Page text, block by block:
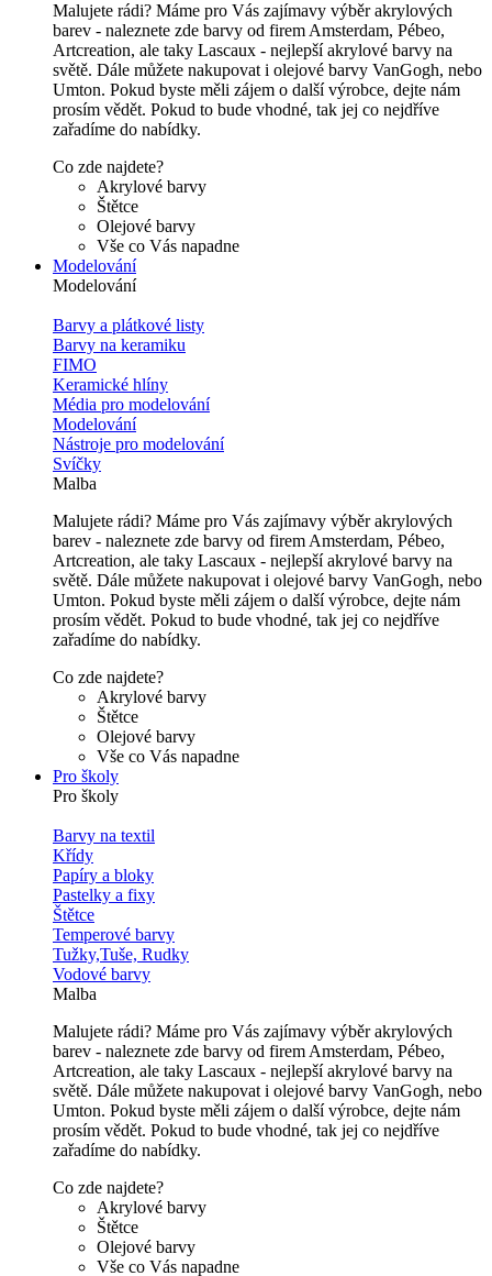
Malujete rádi? Máme pro Vás zajímavy výběr akrylových
barev - naleznete zde barvy od firem Amsterdam, Pébeo,
Artcreation, ale taky Lascaux - nejlepší akrylové barvy na
světě. Dále můžete nakupovat i olejové barvy VanGogh, nebo
Umton. Pokud byste měli zájem o další výrobce, dejte nám
prosím vědět. Pokud to bude vhodné, tak jej co nejdříve
zařadíme do nabídky.
Co zde najdete?
Akrylové barvy
Štětce
Olejové barvy
Vše co Vás napadne
Modelování
Modelování
Barvy a plátkové listy
Barvy na keramiku
FIMO
Keramické hlíny
Média pro modelování
Modelování
Nástroje pro modelování
Svíčky
Malba
Malujete rádi? Máme pro Vás zajímavy výběr akrylových
barev - naleznete zde barvy od firem Amsterdam, Pébeo,
Artcreation, ale taky Lascaux - nejlepší akrylové barvy na
světě. Dále můžete nakupovat i olejové barvy VanGogh, nebo
Umton. Pokud byste měli zájem o další výrobce, dejte nám
prosím vědět. Pokud to bude vhodné, tak jej co nejdříve
zařadíme do nabídky.
Co zde najdete?
Akrylové barvy
Štětce
Olejové barvy
Vše co Vás napadne
Pro školy
Pro školy
Barvy na textil
Křídy
Papíry a bloky
Pastelky a fixy
Štětce
Temperové barvy
Tužky,Tuše, Rudky
Vodové barvy
Malba
Malujete rádi? Máme pro Vás zajímavy výběr akrylových
barev - naleznete zde barvy od firem Amsterdam, Pébeo,
Artcreation, ale taky Lascaux - nejlepší akrylové barvy na
světě. Dále můžete nakupovat i olejové barvy VanGogh, nebo
Umton. Pokud byste měli zájem o další výrobce, dejte nám
prosím vědět. Pokud to bude vhodné, tak jej co nejdříve
zařadíme do nabídky.
Co zde najdete?
Akrylové barvy
Štětce
Olejové barvy
Vše co Vás napadne